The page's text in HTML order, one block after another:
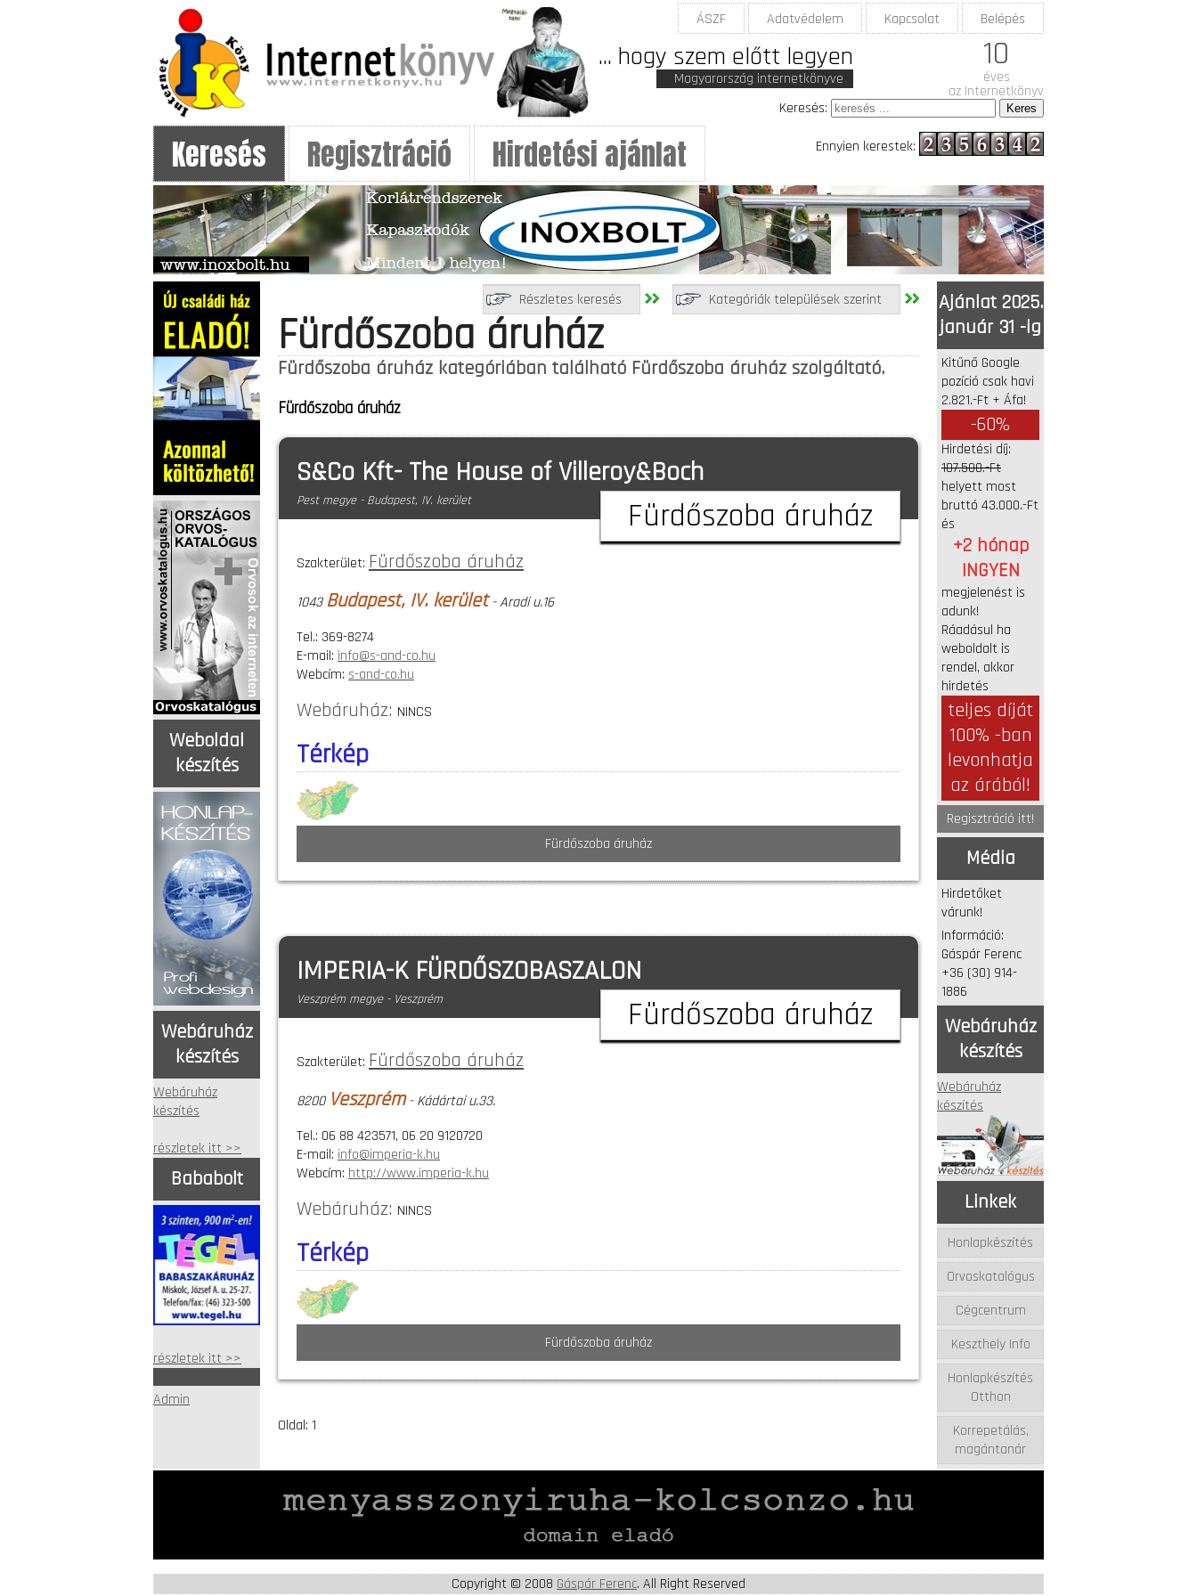
Keresés:
ÁSZF Adatvédelem Kapcsolat Belépés
... hogy szem előtt legyen
Magyarország internetkönyve
10
éves
az Internetkönyv
Ennyien kerestek:
Keresés Regisztráció Hirdetési ajánlat
Weboldal
készítés
Webáruház
készítés
Webáruház
készítés
részletek itt >>
Bababolt
részletek itt >>
Admin
Fürdőszoba áruház
Fürdőszoba áruház kategóriában található Fürdőszoba áruház szolgáltató.
Fürdőszoba áruház
Részletes keresés Kategóriák települések szerint
S&Co Kft- The House of Villeroy&Boch
Fürdőszoba áruház
Pest megye - Budapest, IV. kerület
Szakterület: Fürdőszoba áruház
1043 Budapest, IV. kerület- Aradi u.16
Tel.: 369-8274
E-mail: info@s-and-co.hu
Webcím: s-and-co.hu
Webáruház: NINCS
Térkép
Fürdőszoba áruház
IMPERIA-K FÜRDŐSZOBASZALON
Fürdőszoba áruház
Veszprém megye - Veszprém
Szakterület: Fürdőszoba áruház
8200 Veszprém- Kádártai u.33.
Tel.: 06 88 423571, 06 20 9120720
E-mail: info@imperia-k.hu
Webcím: http://www.imperia-k.hu
Webáruház: NINCS
Térkép
Fürdőszoba áruház
Oldal: 1
Ajánlat 2025.
január 31 -ig
Kitűnő Google
pozíció csak havi
2.821.-Ft + Áfa!
-60%
Hirdetési díj:
107.500.-Ft
helyett most
bruttó 43.000.-Ft
és
+2 hónap
INGYEN
megjelenést is
adunk!
Ráadásul ha
weboldalt is
rendel, akkor
hirdetés
teljes díját
100% -ban
levonhatja
az árából!
Regisztráció itt!
Média
Hirdetőket
várunk!
Információ:
Gáspár Ferenc
+36 (30) 914-
1886
Webáruház
készítés
Webáruház
készítés
Linkek
Honlapkészítés
Orvoskatalógus
Cégcentrum
Keszthely Info
Honlapkészítés
Otthon
Korrepetálás,
magántanár
Copyright © 2008 Gáspár Ferenc. All Right Reserved